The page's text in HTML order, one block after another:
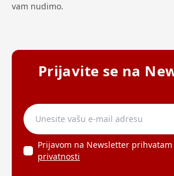
vam nudimo.
Prijavite se na
Prijavom na Newsletter prihvatam
privatnosti